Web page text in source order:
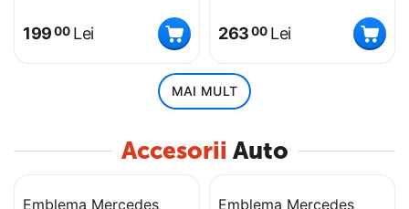
19900 Lei 26300 Lei
MAI MULT
Accesorii Auto
Emblema Mercedes
Emblema Mercedes